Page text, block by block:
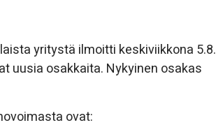
yritystä ilmoitti keskiviikkona 5.8.
uusia osakkaita. Nykyinen osakas
ovat: